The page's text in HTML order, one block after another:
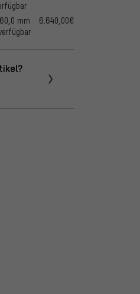
mm
6.640,00€